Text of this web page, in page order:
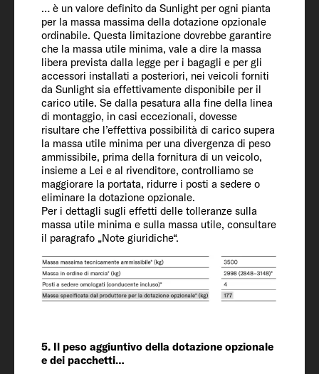
… è un valore definito da Sunlight per ogni pianta
per la massa massima della dotazione opzionale
ordinabile. Questa limitazione dovrebbe garantire
che la massa utile minima, vale a dire la massa
libera prevista dalla legge per i bagagli e per gli
accessori installati a posteriori, nei veicoli forniti
da Sunlight sia effettivamente disponibile per il
carico utile. Se dalla pesatura alla fine della linea
di montaggio, in casi eccezionali, dovesse
risultare che l’effettiva possibilità di carico supera
la massa utile minima per una divergenza di peso
ammissibile, prima della fornitura di un veicolo,
insieme a Lei e al rivenditore, controlliamo se
maggiorare la portata, ridurre i posti a sedere o
eliminare la dotazione opzionale.
Per i dettagli sugli effetti delle tolleranze sulla
massa utile minima e sulla massa utile, consultare
il paragrafo „Note giuridiche“.
5. Il peso aggiuntivo della dotazione opzionale
e dei pacchetti…
Massa specificata dal produttore per le
dotazioni opzional* (kg)
106
Massa totale tecnicamente ammessa*
(kg)
3500
Aumento di peso (optional)
4400
Carico trainabile 12 % frenato / non
frenato
2000 / 750
225/75 R 16 CP